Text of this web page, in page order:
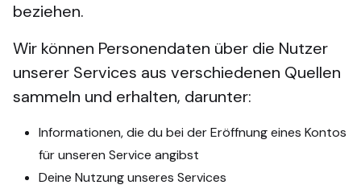
beziehen.
Wir können Personendaten über die Nutzer
unserer Services aus verschiedenen Quellen
sammeln und erhalten, darunter:
Informationen, die du bei der Eröffnung eines Kontos
für unseren Service angibst
Deine Nutzung unseres Services